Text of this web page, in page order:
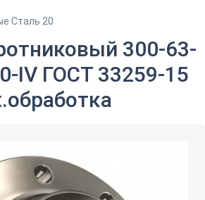
Сталь 20
300-63-
IV ГОСТ 33259-15